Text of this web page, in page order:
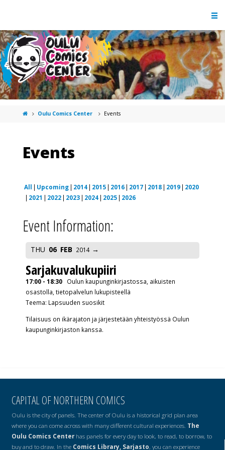
Oulu Comics Center Events
Events
All Upcoming 2014 2015 2016 2017 2018 2019
2020
2021
2022 2023 2024 2025 2026
Event Information:
THU 06 FEB 2014
Sarjakuvalukupiiri
17:00 - 18:30
Oulun kaupunginkirjastossa, aikuisten
osastolla, tietopalvelun lukupisteellä
Teema: Lapsuuden suosikit
Tilaisuus on ikärajaton ja järjestetään yhteistyössä Oulun
kaupunginkirjaston kanssa.
CAPITAL OF NORTHERN COMICS
Oulu is the city of panels. The center of Oulu is a historical grid plan area
where you can come across with many different cultural experiences. The
Oulu Comics Centerhas panels for every day to look, to read, to borrow, to
buy and to draw. In the Comics Library, Sarjasto, you can experience